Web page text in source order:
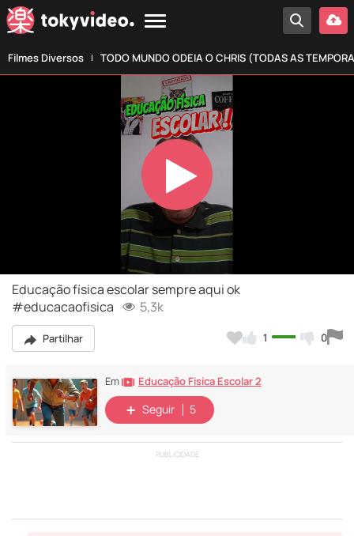
Filmes Diversos TODO MUNDO ODEIA O CHRIS (TODAS AS
Play
Video
Educação física escolar sempre aqui ok
#educacaofisica
5,3k
Partilhar 1 0
Em Educação Fisica Escolar 2
Seguir 5
PUBLICIDADE